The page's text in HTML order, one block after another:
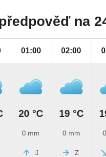
na
01:00
20 °C
0 mm
J
02:00
19 °C
0 mm
Z